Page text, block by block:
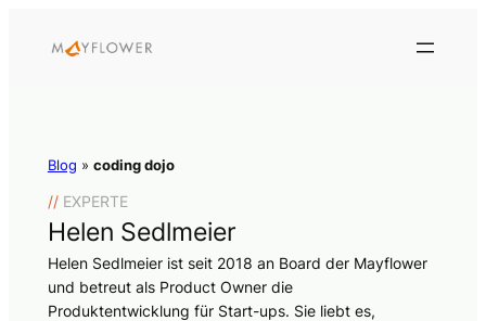
Blog » coding dojo
//EXPERTE
Helen Sedlmeier
Helen Sedlmeier ist seit 2018 an Board der Mayflower
und betreut als Product Owner die
Produktentwicklung für Start-ups. Sie liebt es,